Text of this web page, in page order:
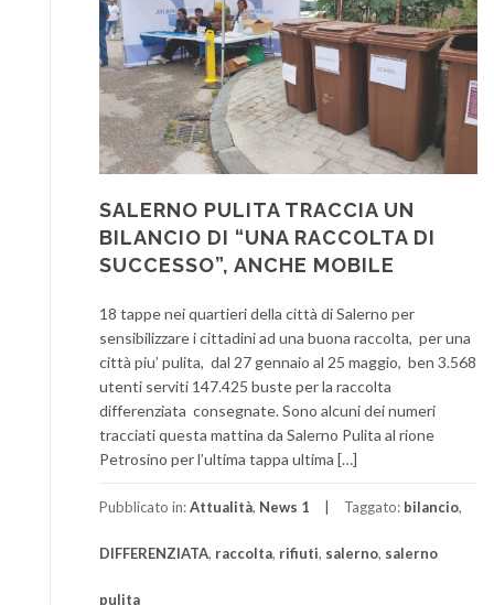
SALERNO PULITA TRACCIA UN
BILANCIO DI “UNA RACCOLTA DI
SUCCESSO”, ANCHE MOBILE
18 tappe nei quartieri della città di Salerno per
sensibilizzare i cittadini ad una buona raccolta, per una
città piu’ pulita, dal 27 gennaio al 25 maggio, ben 3.568
utenti serviti 147.425 buste per la raccolta
differenziata consegnate. Sono alcuni dei numeri
tracciati questa mattina da Salerno Pulita al rione
Petrosino per l’ultima tappa ultima […]
Pubblicato in:Attualità, News 1 Taggato: bilancio,
DIFFERENZIATA, raccolta, rifiuti, salerno, salerno
pulita